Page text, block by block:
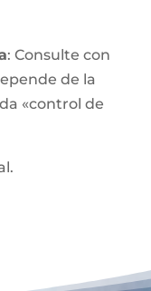
: Consulte con
de la
«control de